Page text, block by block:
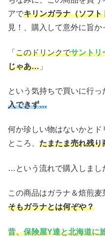
アでキリンガラナ（ソフト
見！、購入して意外に旨か
「 このドリンクでサントリ
じゃあ… 」
という気持ちで買いに行っ
入できず…
何か珍しい物はないかと
ところ、 たまたま売れ残り
…という流れで購入しまし
この商品はガラナ＆焙煎麦
そもガラナとは何ぞや？
昔、保険屋Y達と北海道に